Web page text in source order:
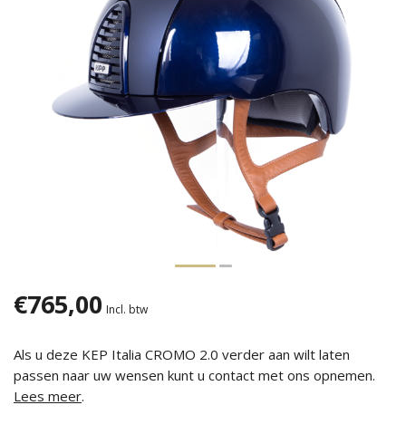
€765,00 Incl. btw
Als u deze KEP Italia CROMO 2.0 verder aan wilt laten
passen naar uw wensen kunt u contact met ons opnemen.
Lees meer.